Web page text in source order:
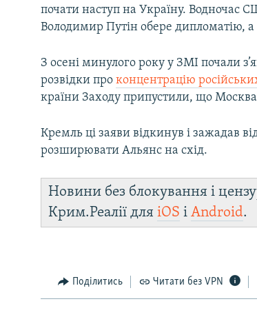
почати наступ на Україну. Водночас
Володимир Путін обере дипломатію,
З осені минулого року у ЗМІ почали
розвідки проконцентрацію
країни Заходу припустили, що
Кремль ці заяви відкинув і зажадав
розширювати Альянс на схід.
Новини без блокування і
Крим.Реалії дляiOS іAndroid.
Поділитись Читати без VPN